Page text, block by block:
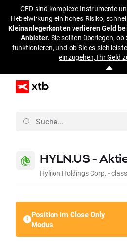
CFD sind komplexe Instrumente
Hebelwirkung ein hohes Risiko,
Kleinanlegerkonten verlieren Geld
Anbieter. Sie sollten überlegen, ob
funktionieren, und ob Sie es sich
einzugehen, Ihr Geld
HYLN.US -
Hyliion Holdings Corp. -
Position im Close Only
Modus